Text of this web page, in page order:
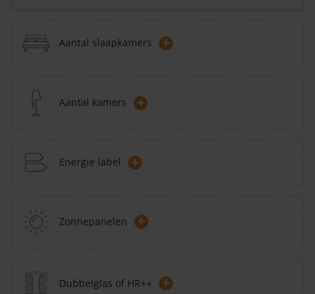
Aantal slaapkamers +
Aantal kamers +
Energie label +
Zonnepanelen +
Dubbelglas of HR++ +